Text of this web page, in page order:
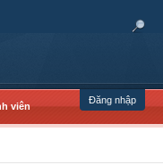
Đăng nhập
viên